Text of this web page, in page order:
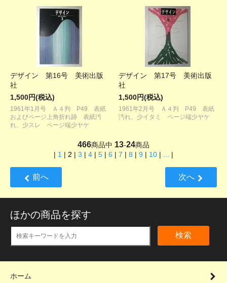
デザイン 第16号 美術出版
社
1,500円(税込)
1961年1月号 Ａ４判 P49 表紙
およびページ上角折れ跡 表紙汚
れ、少スレ ページ端少ヤケ
デザイン 第17号 美術出版
社
1,500円(税込)
1961年2月号 Ａ４判 P49 表紙
汚れ、少イタミ ページ端少ヤケ
466商品中 13-24商品
| 1 | 2 | 3 | 4 | 5 | 6 | 7 | 8 | 9 | 10 | ... |
前へ 次へ
ほかの商品を探す
検索
ホーム